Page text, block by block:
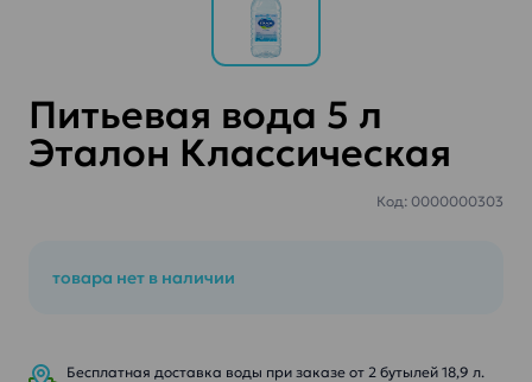
Питьевая вода 5 л
Эталон Классическая
Код: 0000000303
товара нет в наличии
Бесплатная доставка воды при заказе от 2 бутылей 18,9 л.